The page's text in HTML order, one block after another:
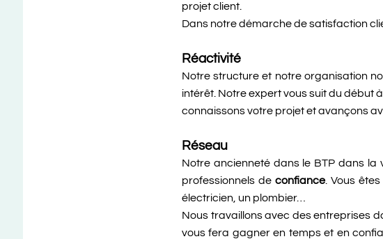
projet client.
Dans notre démarche de satisfaction
Réactivité
Notre structure et notre organisation
intérêt. Notre expert vous suit du début
connaissons votre projet et avançons
Réseau
Notre ancienneté dans le BTP dans la
professionnels de confiance. Vous
électricien, un plombier…
Nous travaillons avec des entreprises
vous fera gagner en temps et en